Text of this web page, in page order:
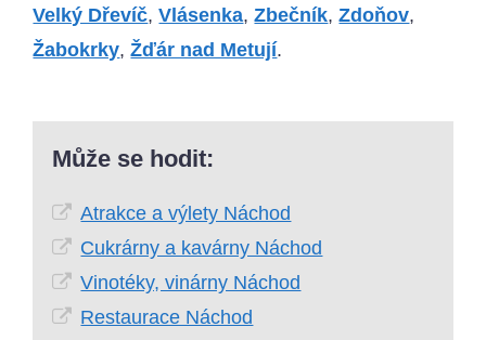
Velký Dřevíč,Vlásenka,Zbečník,Zdoňov,
Žabokrky,Žďár nad Metují.
Může se hodit:
Atrakce a výlety Náchod
Cukrárny a kavárny Náchod
Vinotéky, vinárny Náchod
Restaurace Náchod